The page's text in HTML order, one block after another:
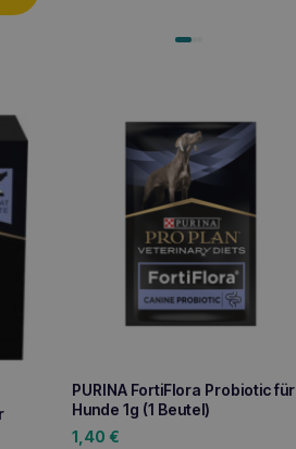
PURINA FortiFlora Probiotic für
Hunde 1g (1 Beutel)
1,40 €